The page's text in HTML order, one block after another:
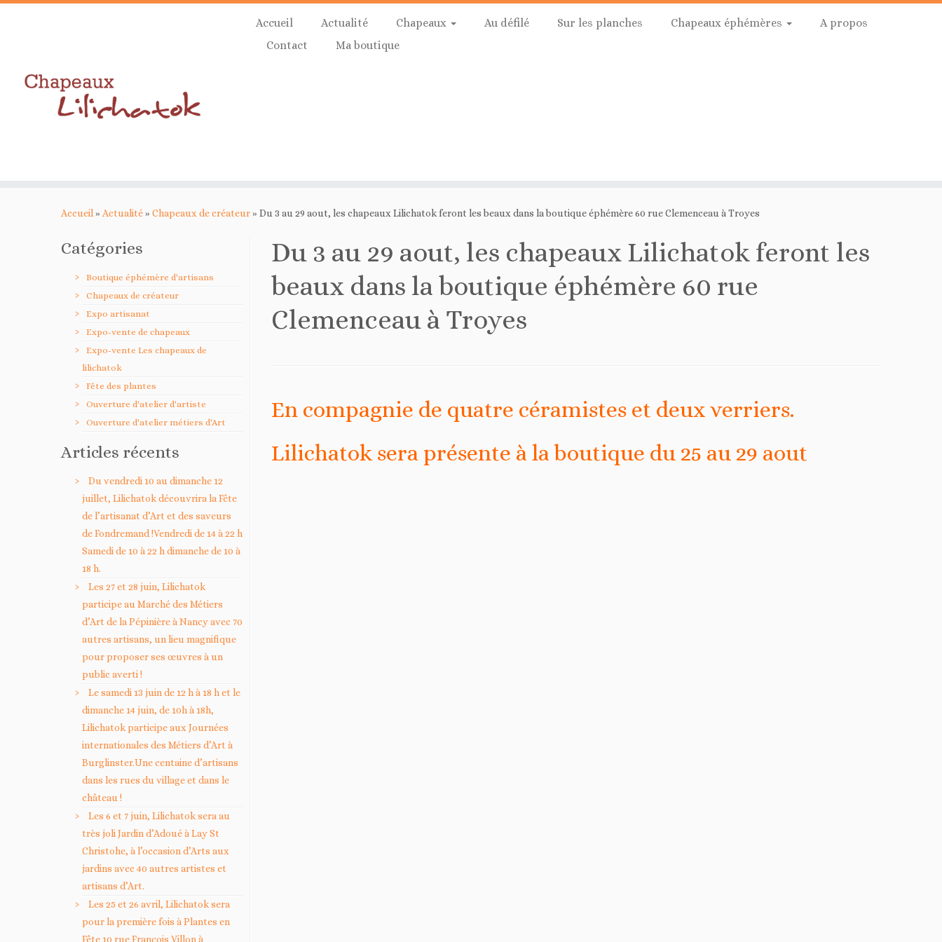
Skip
Accueil Actualité Chapeaux Au défilé Sur les planches Chapeaux éphémères
A propos
Contact
Ma boutique
Accueil» Actualité» Chapeaux de créateur» Du 3 au 29 aout, les chapeaux Lilichatok feront les beaux dans la boutique éphémère 60 rue Clemenceau à Troyes
Catégories
Boutique éphémère d'artisans
Chapeaux de créateur
Expo artisanat
Expo-vente de chapeaux
Expo-vente Les chapeaux de
lilichatok
Fête des plantes
Ouverture d'atelier d'artiste
Ouverture d'atelier métiers d'Art
Articles récents
Du vendredi 10 au dimanche 12
juillet, Lilichatok découvrira la Fête
de l’artisanat d’Art et des saveurs
de Fondremand !Vendredi de 14 à 22 h
Samedi de 10 à 22 h dimanche de 10 à
18 h.
Les 27 et 28 juin, Lilichatok
participe au Marché des Métiers
d’Art de la Pépinière à Nancy avec 70
autres artisans, un lieu magnifique
pour proposer ses œuvres à un
public averti !
Le samedi 13 juin de 12 h à 18 h et le
dimanche 14 juin, de 10h à 18h,
Lilichatok participe aux Journées
internationales des Métiers d’Art à
Burglinster.Une centaine d’artisans
dans les rues du village et dans le
château !
Les 6 et 7 juin, Lilichatok sera au
très joli Jardin d’Adoué à Lay St
Christohe, à l’occasion d’Arts aux
jardins avec 40 autres artistes et
artisans d’Art.
Les 25 et 26 avril, Lilichatok sera
pour la première fois à Plantes en
Fête 10 rue François Villon à
Du 3 au 29 aout, les chapeaux Lilichatok feront les
beaux dans la boutique éphémère 60 rue
Clemenceau à Troyes
En compagnie de quatre céramistes et deux verriers.
Lilichatok sera présente à la boutique du 25 au 29 aout